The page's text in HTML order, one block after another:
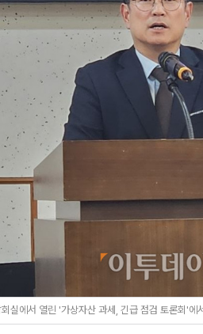
실에서 열린 '가상자산 과세, 긴급 점검 토론회'